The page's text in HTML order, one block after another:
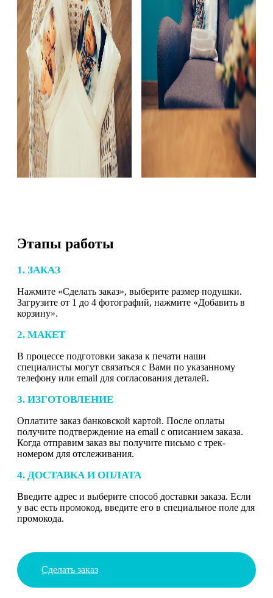
Этапы работы
1. ЗАКАЗ
Нажмите «Сделать заказ», выберите размер подушки.
Загрузите от 1 до 4 фотографий, нажмите «Добавить в
корзину».
2. МАКЕТ
В процессе подготовки заказа к печати наши
специалисты могут связаться с Вами по указанному
телефону или email для согласования деталей.
3. ИЗГОТОВЛЕНИЕ
Оплатите заказ банковской картой. После оплаты
получите подтверждение на email с описанием заказа.
Когда отправим заказ вы получите письмо с трек-
номером для отслеживания.
4. ДОСТАВКА И ОПЛАТА
Введите адрес и выберите способ доставки заказа. Если
у вас есть промокод, введите его в специальное поле для
промокода.
Сделать заказ